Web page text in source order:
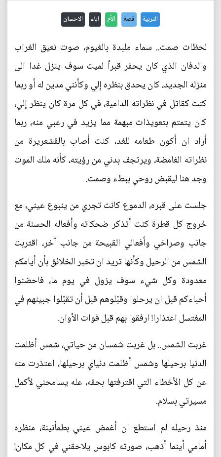
التربية قصة الأم اباء الاحسان
لحظات صمت.. سماء ملبدة بالغيوم، صوت نعيق الغراب
والدفان الذي كان يحفر قبراً لميت سوف ينزل غدا الى
منزله الجديد، كان يحدق بنظره إلي وكأنني مدين له أو ربما
كنت كقاتل في نظراته الدامية، في كل مرة كان ينظر إلي،
كان يتمتم بتعويذات مبهمة مما يزيد في رعبي منه، ربما
أراد ان أكون طعامه للغد، كنت أصاب بالقشعريرة من
نظراته الغامضة، ويرتجف بدني من رؤيته، كأنه ملك الموت
وجد هنا ليقبض روحي ببطء وصمت.
جلست على قبره، الدموع كانت تجري من ينبوع عيني، مع
خروج كل قطرة كنت أتذكر ضحكاته وأفعاله الحسنة من
جانب وصراخي وأفعالي القبيحة من جانب آخر، اقتربت
الشمس من الرحيل وكأنها تريد ان تخبر الخلائق بأن أيامكم
معدودة وكل شيء سوف يزول في يوم ما، فاحضنوا
أحباءكم قبل ان يرحلوا وقبّلوهم قبل أن تقبّلوا جبينهم في
المغتسل اعتذارا! ارفقوا بهم قبل فوات الأوان.
غربت الشمس.. بل غربت شمسان من حياتي، شمس أظلمت
الدنيا برحيلها وشمس أظلمت دنياي برحيلها، اعتذرت منه
عن كل الأخطاء التي اقترفتها بحقه، عله يسامحني لأكمل
مسيرتي بسلام.
منذ رحيله لم استطع ان أغمض عيني بطمأنينة، منظره
أمامي أينما أذهب، صورته كابوس يلاحقني في كل مكان!